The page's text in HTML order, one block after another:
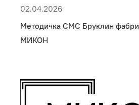
02.04.2026
Методичка СМС Бруклин
МИКОН